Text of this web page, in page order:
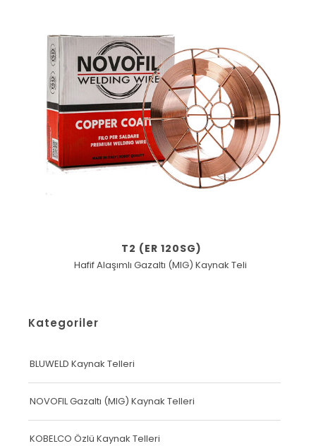
T2 (ER 120SG)
Hafif Alaşımlı Gazaltı (MIG) Kaynak Teli
Kategoriler
BLUWELD Kaynak Telleri
NOVOFIL Gazaltı (MIG) Kaynak Telleri
KOBELCO Özlü Kaynak Telleri